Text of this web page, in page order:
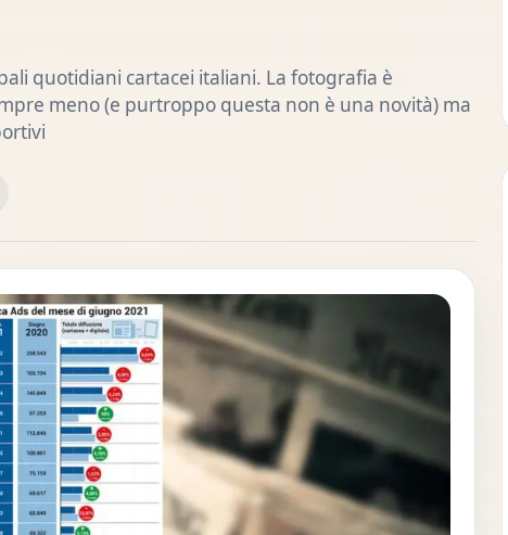
quotidiani cartacei italiani. La fotografia è
meno (e purtroppo questa non è una novità) ma